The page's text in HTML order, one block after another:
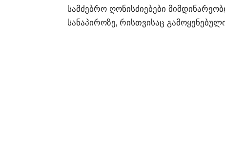
სამძებრო ღონისძიებები
სანაპიროზე, რისთვისაც